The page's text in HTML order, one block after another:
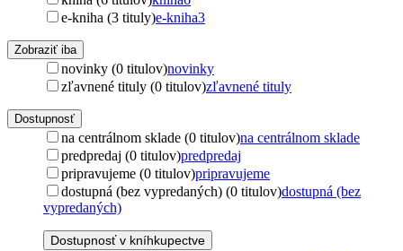
e-kniha (3 tituly)e-kniha3
Zobraziť iba
novinky (0 titulov)novinky
zľavnené tituly (0 titulov)zľavnené tituly
Dostupnosť
na centrálnom sklade (0 titulov)na centrálnom sklade
predpredaj (0 titulov)predpredaj
pripravujeme (0 titulov)pripravujeme
dostupná (bez vypredaných) (0 titulov)dostupná (bez
vypredaných)
Dostupnosť v kníhkupectve